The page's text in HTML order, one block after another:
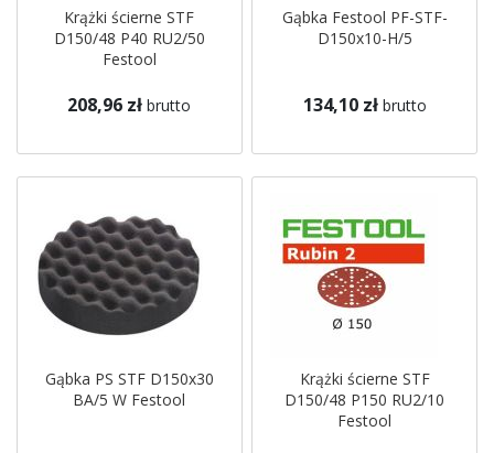
Krążki ścierne STF
D150/48 P40 RU2/50
Festool
208,96 zł brutto
Gąbka Festool PF-STF-
D150x10-H/5
134,10 zł brutto
Gąbka PS STF D150x30
BA/5 W Festool
Krążki ścierne STF
D150/48 P150 RU2/10
Festool